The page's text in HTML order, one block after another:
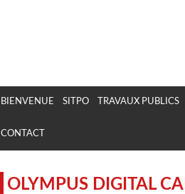
BIENVENUE SITPO TRAVAUX PUBLICS
CONTACT
OLYMPUS DIGITAL